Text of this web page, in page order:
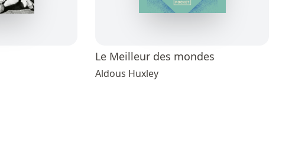
Le Meilleur des mondes
Aldous Huxley